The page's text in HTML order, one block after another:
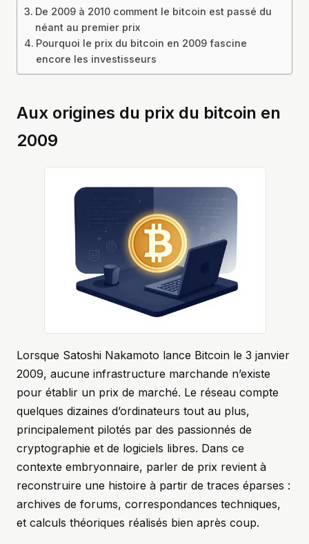
De 2009 à 2010 comment le bitcoin est passé du
néant au premier prix
Pourquoi le prix du bitcoin en 2009 fascine
encore les investisseurs
Aux origines du prix du bitcoin en
2009
Lorsque Satoshi Nakamoto lance Bitcoin le 3 janvier
2009, aucune infrastructure marchande n’existe
pour établir un prix de marché. Le réseau compte
quelques dizaines d’ordinateurs tout au plus,
principalement pilotés par des passionnés de
cryptographie et de logiciels libres. Dans ce
contexte embryonnaire, parler de prix revient à
reconstruire une histoire à partir de traces éparses :
archives de forums, correspondances techniques,
et calculs théoriques réalisés bien après coup.